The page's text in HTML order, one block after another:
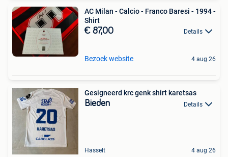
AC Milan - Calcio - Franco Baresi - 1994 -
Shirt
€ 87,00 Details
Bezoek website 4 aug 26
Gesigneerd krc genk shirt karetsas
Bieden Details
Hasselt 4 aug 26